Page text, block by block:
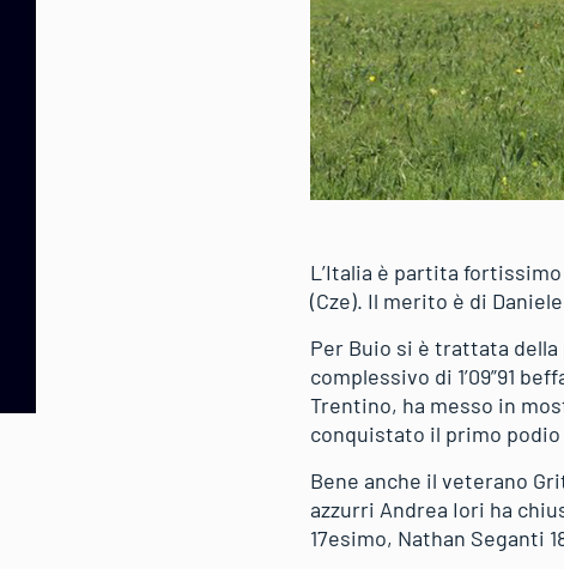
L’Italia è partita
(Cze). Il merito è di
Per Buio si è trattata
complessivo di 1’09”91
Trentino, ha messo in
conquistato il primo podio
Bene anche il veterano
azzurri Andrea Iori ha
17esimo, Nathan Seganti